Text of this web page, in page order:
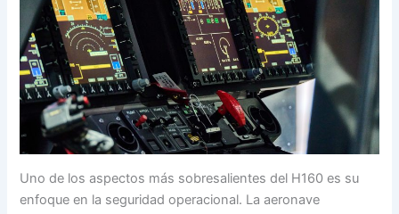
Uno de los aspectos más sobresalientes del H160 es su
enfoque en la seguridad operacional. La aeronave